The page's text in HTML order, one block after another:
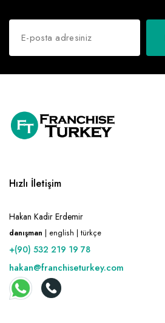
Hızlı İletişim
Hakan Kadir Erdemir
danışman | english | türkçe
+(90) 532 219 19 78
hakan@franchiseturkey.com